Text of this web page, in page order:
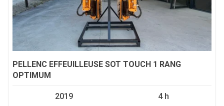
PELLENC EFFEUILLEUSE SOT TOUCH 1 RANG
OPTIMUM
2019 4 h